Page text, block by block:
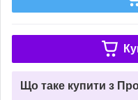
Що таке купити з